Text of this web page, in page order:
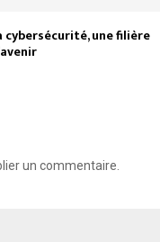
cybersécurité, une filière
un commentaire.